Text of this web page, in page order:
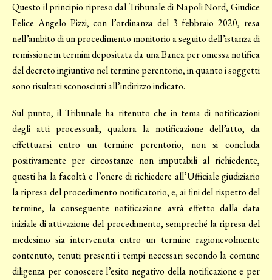
Questo il principio ripreso dal Tribunale di Napoli Nord, Giudice
Felice Angelo Pizzi, con l’ordinanza del 3 febbraio 2020, resa
nell’ambito di un procedimento monitorio a seguito dell’istanza di
remissione in termini depositata da una Banca per omessa notifica
del decreto ingiuntivo nel termine perentorio, in quanto i soggetti
sono risultati sconosciuti all’indirizzo indicato.
Sul punto, il Tribunale ha ritenuto che in tema di notificazioni
degli atti processuali, qualora la notificazione dell’atto, da
effettuarsi entro un termine perentorio, non si concluda
positivamente per circostanze non imputabili al richiedente,
questi ha la facoltà e l’onere di richiedere all’Ufficiale giudiziario
la ripresa del procedimento notificatorio, e, ai fini del rispetto del
termine, la conseguente notificazione avrà effetto dalla data
iniziale di attivazione del procedimento, sempreché la ripresa del
medesimo sia intervenuta entro un termine ragionevolmente
contenuto, tenuti presenti i tempi necessari secondo la comune
diligenza per conoscere l’esito negativo della notificazione e per